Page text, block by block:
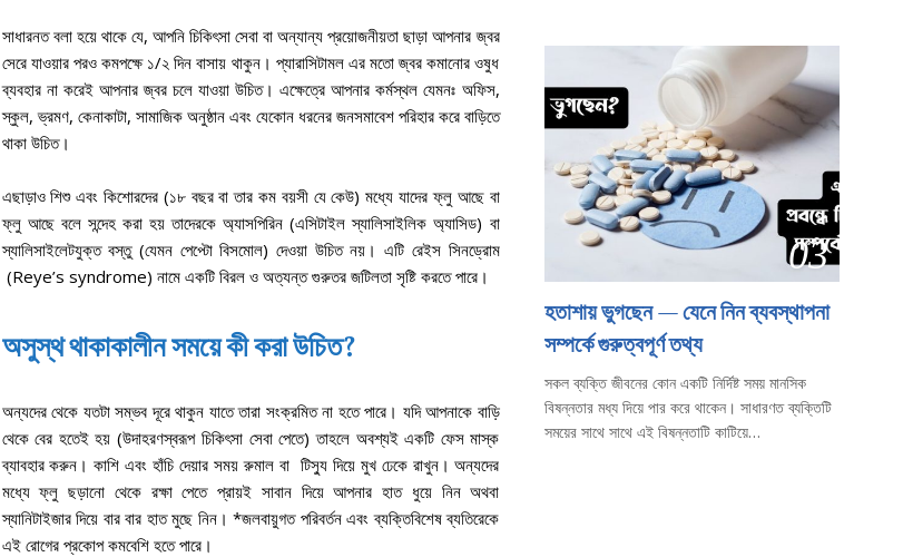
সাধারনত বলা হয়ে থাকে যে, আপনি চিকিৎসা সেবা বা অন্যান্য প্রয়োজনীয়তা ছাড়া আপনার জ্বর
সেরে যাওয়ার পরও কমপক্ষে ১/২ দিন বাসায় থাকুন। প্যারাসিটামল এর মতো জ্বর কমানোর ওষুধ
ব্যবহার না করেই আপনার জ্বর চলে যাওয়া উচিত। এক্ষেত্রে আপনার কর্মস্থল যেমনঃ অফিস,
স্কুল, ভ্রমণ, কেনাকাটা, সামাজিক অনুষ্ঠান এবং যেকোন ধরনের জনসমাবেশ পরিহার করে বাড়িতে
থাকা উচিত।
এছাড়াও শিশু এবং কিশোরদের (১৮ বছর বা তার কম বয়সী যে কেউ) মধ্যে যাদের ফ্লু আছে বা
ফ্লু আছে বলে সন্দেহ করা হয় তাদেরকে অ্যাসপিরিন (এসিটাইল স্যালিসাইলিক অ্যাসিড) বা
স্যালিসাইলেটযুক্ত বস্তু (যেমন পেপ্টো বিসমোল) দেওয়া উচিত নয়। এটি রেইস সিনড্রোম
(Reye’s syndrome) নামে একটি বিরল ও অত্যন্ত গুরুতর জটিলতা সৃষ্টি করতে পারে।
অসুস্থ থাকাকালীন সময়ে কী করা উচিত?
অন্যদের থেকে যতটা সম্ভব দূরে থাকুন যাতে তারা সংক্রমিত না হতে পারে। যদি আপনাকে বাড়ি
থেকে বের হতেই হয় (উদাহরণস্বরূপ চিকিৎসা সেবা পেতে) তাহলে অবশ্যই একটি ফেস মাস্ক
ব্যাবহার করুন। কাশি এবং হাঁচি দেয়ার সময় রুমাল বা টিস্যু দিয়ে মুখ ঢেকে রাখুন। অন্যদের
মধ্যে ফ্লু ছড়ানো থেকে রক্ষা পেতে প্রায়ই সাবান দিয়ে আপনার হাত ধুয়ে নিন অথবা
স্যানিটাইজার দিয়ে বার বার হাত মুছে নিন। *জলবায়ুগত পরিবর্তন এবং ব্যক্তিবিশেষ ব্যতিরেকে
এই রোগের প্রকোপ কমবেশি হতে পারে।
03
হতাশায় ভুগছেন — যেনে নিন ব্যবস্থাপনা
সম্পর্কে গুরুত্বপূর্ণ তথ্য
সকল ব্যক্তি জীবনের কোন একটি নির্দিষ্ট সময় মানসিক
বিষন্নতার মধ্য দিয়ে পার করে থাকেন। সাধারণত ব্যক্তিটি
সময়ের সাথে সাথে এই বিষন্নতাটি কাটিয়ে…